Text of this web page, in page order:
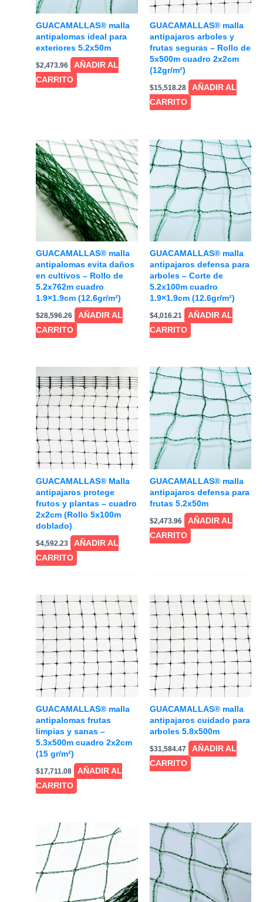
GUACAMALLAS® malla
antipalomas ideal para
exteriores 5.2x50m
$2,473.96
AÑADIR AL
CARRITO
GUACAMALLAS® malla
antipajaros arboles y
frutas seguras – Rollo de
5x500m cuadro 2x2cm
(12gr/m²)
$15,518.28
AÑADIR AL
CARRITO
GUACAMALLAS® malla
antipalomas evita daños
en cultivos – Rollo de
5.2x762m cuadro
1.9×1.9cm (12.6gr/m²)
$28,596.26
AÑADIR AL
CARRITO
GUACAMALLAS® malla
antipajaros defensa para
arboles – Corte de
5.2x100m cuadro
1.9×1.9cm (12.6gr/m²)
$4,016.21
AÑADIR AL
CARRITO
GUACAMALLAS® Malla
antipajaros protege
frutos y plantas – cuadro
2x2cm (Rollo 5x100m
doblado)
$4,592.23
AÑADIR AL
CARRITO
GUACAMALLAS® malla
antipajaros defensa para
frutas 5.2x50m
$2,473.96
AÑADIR AL
CARRITO
GUACAMALLAS® malla
antipalomas frutas
limpias y sanas –
5.3x500m cuadro 2x2cm
(15 gr/m²)
$17,711.08
AÑADIR AL
CARRITO
GUACAMALLAS® malla
antipajaros cuidado para
arboles 5.8x500m
$31,584.47
AÑADIR AL
CARRITO